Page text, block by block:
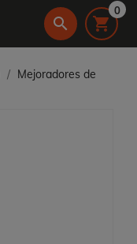
search 
0
Mejoradores de